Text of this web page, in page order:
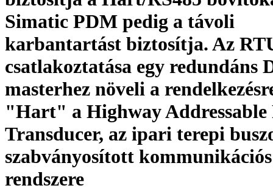
Simatic PDM pedig a távoli
karbantartást biztosítja. Az
csatlakoztatása egy redundáns
masterhez növeli a
"Hart" a Highway Addressable
Transducer, az ipari terepi
szabványosított kommunikációs
rendszere